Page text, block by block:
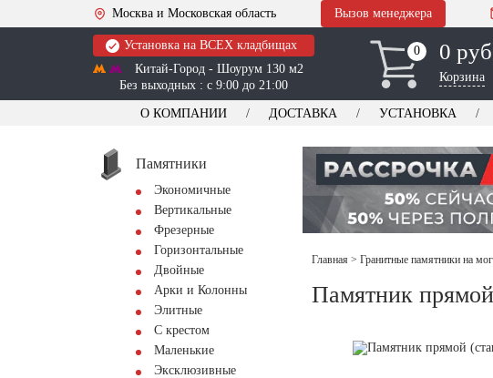
Москва и Московская область Вызов менеджера
Установка на ВСЕХ кладбищах
Китай-Город - Шоурум 130 м2
Без выходных : с 9:00 до 21:00
0
0 0
Корзина
О КОМПАНИИ ДОСТАВКА УСТАНОВКА
Памятники
Экономичные
Вертикальные
Фрезерные
Горизонтальные
Двойные
Арки и Колонны
Элитные
С крестом
Маленькие
Эксклюзивные
Главная > Гранитные памятники на
Памятник